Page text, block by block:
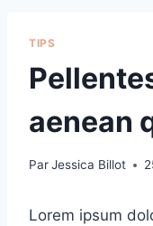
TIPS
aenean
ParJessica Billot
Lorem ipsum